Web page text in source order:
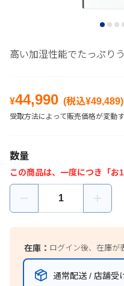
高い加湿性能でたっぷりう
¥44,990 (税込¥49,489)
受取方法によって販売価格が変動
数量
この商品は、一度につき「お
在庫： ログイン後、在庫が
通常配送 / 店舗受